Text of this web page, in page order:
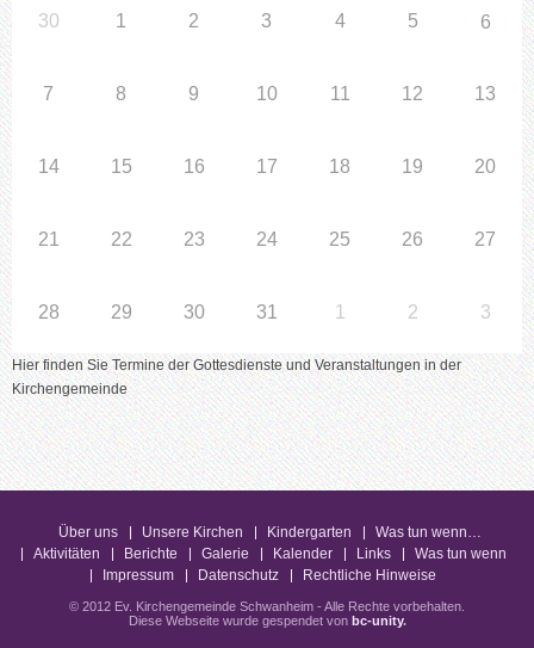
30 1 2 3 4 5 6
7 8 9 10 11 12 13
14 15 16 17 18 19 20
21 22 23 24 25 26 27
28 29 30 31 1 2 3
Hier finden Sie Termine der Gottesdienste und Veranstaltungen in der
Kirchengemeinde
Über uns Unsere Kirchen Kindergarten
Was tun wenn…
Aktivitäten
Berichte Galerie Kalender Links
Was tun wenn
Impressum
Datenschutz Rechtliche Hinweise
© 2012 Ev. Kirchengemeinde Schwanheim - Alle Rechte vorbehalten.
Diese Webseite wurde gespendet von bc-unity.